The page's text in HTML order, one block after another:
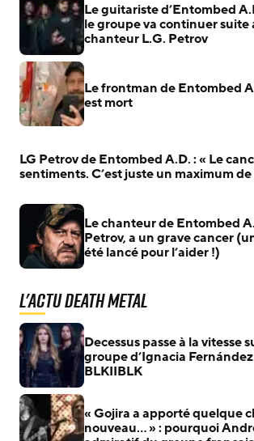
Le guitariste d’Entombed
le groupe va continuer suite
chanteur L.G. Petrov
Le frontman de Entombed
est mort
LG Petrov de Entombed A.D. : « Le
sentiments. C’est juste un maximum
Le chanteur de Entombed
Petrov, a un grave cancer
été lancé pour l’aider !)
L'actu Death Metal
Decessus passe à la vitesse
groupe d’Ignacia
BLKIIBLK
« Gojira a apporté quelque
nouveau… » : pourquoi